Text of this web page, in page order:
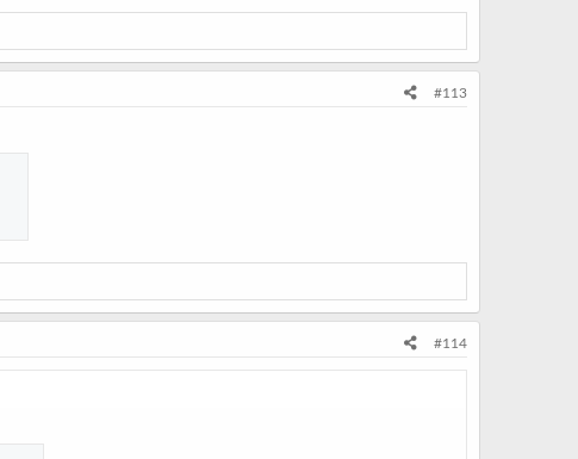
#113
#114